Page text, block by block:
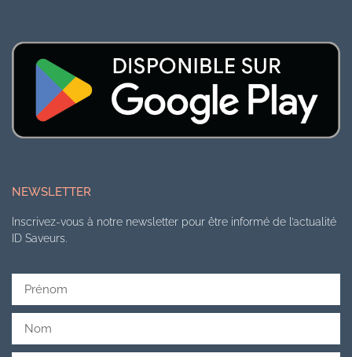
NEWSLETTER
Inscrivez-vous à notre newsletter pour être informé de l’actualité
ID Saveurs.